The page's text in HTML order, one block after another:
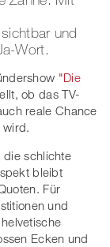
und
Wort.
"Die
ob das TV-
reale Chance
wird.
die schlichte
bleibt
Für
und
Ecken und